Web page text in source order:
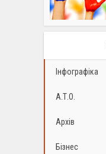
Інфографіка
А.Т.О.
Архів
Бізнес